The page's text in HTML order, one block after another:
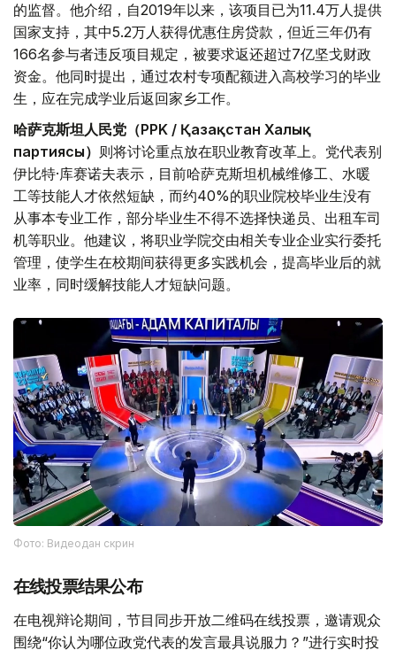
的监督。他介绍，自2019年以来，该项目已为11.4万人提供
国家支持，其中5.2万人获得优惠住房贷款，但近三年仍有
166名参与者违反项目规定，被要求返还超过7亿坚戈财政
资金。他同时提出，通过农村专项配额进入高校学习的毕业
生，应在完成学业后返回家乡工作。
哈萨克斯坦人民党（PPK / Қазақстан Халық
партиясы） 则将讨论重点放在职业教育改革上。党代表别
伊比特·库赛诺夫表示，目前哈萨克斯坦机械维修工、水暖
工等技能人才依然短缺，而约40%的职业院校毕业生没有
从事本专业工作，部分毕业生不得不选择快递员、出租车司
机等职业。他建议，将职业学院交由相关专业企业实行委托
管理，使学生在校期间获得更多实践机会，提高毕业后的就
业率，同时缓解技能人才短缺问题。
Фото: Видеодан скрин
在线投票结果公布
在电视辩论期间，节目同步开放二维码在线投票，邀请观众
围绕“你认为哪位政党代表的发言最具说服力？”进行实时投